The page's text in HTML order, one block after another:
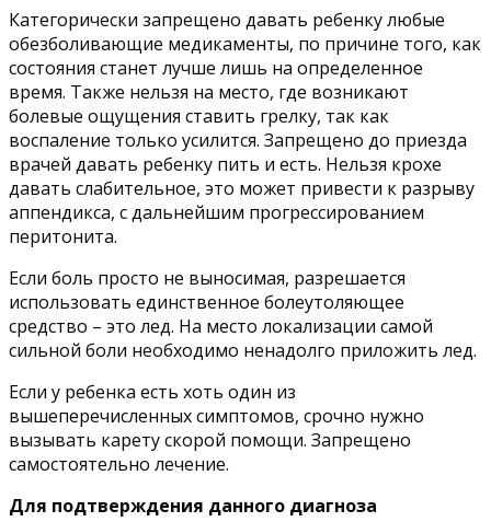
Категорически запрещено давать ребенку любые
обезболивающие медикаменты, по причине того, как
состояния станет лучше лишь на определенное
время. Также нельзя на место, где возникают
болевые ощущения ставить грелку, так как
воспаление только усилится. Запрещено до приезда
врачей давать ребенку пить и есть. Нельзя крохе
давать слабительное, это может привести к разрыву
аппендикса, с дальнейшим прогрессированием
перитонита.
Если боль просто не выносимая, разрешается
использовать единственное болеутоляющее
средство – это лед. На место локализации самой
сильной боли необходимо ненадолго приложить лед.
Если у ребенка есть хоть один из
вышеперечисленных симптомов, срочно нужно
вызывать карету скорой помощи. Запрещено
самостоятельно лечение.
Для подтверждения данного диагноза